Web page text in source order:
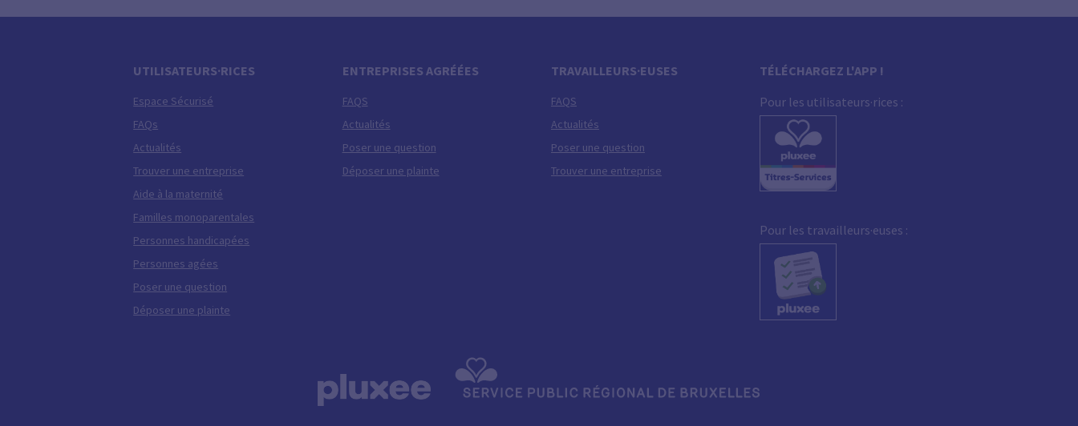
UTILISATEURS·RICES
Espace Sécurisé
FAQs
Actualités
Trouver une entreprise
Aide à la maternité
Familles monoparentales
Personnes handicapées
Personnes agées
Poser une question
Déposer une plainte
ENTREPRISES AGRÉÉES
FAQS
Actualités
Poser une question
Déposer une plainte
TRAVAILLEURS·EUSES
FAQS
Actualités
Poser une question
Trouver une entreprise
TÉLÉCHARGEZ L'APP !
Pour les utilisateurs·rices :
Pour les travailleurs·euses :